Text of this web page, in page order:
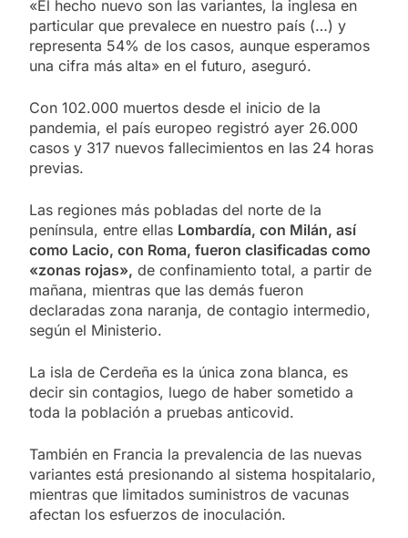
«El hecho nuevo son las variantes, la inglesa en
particular que prevalece en nuestro país (…) y
representa 54% de los casos, aunque esperamos
una cifra más alta» en el futuro, aseguró.
Con 102.000 muertos desde el inicio de la
pandemia, el país europeo registró ayer 26.000
casos y 317 nuevos fallecimientos en las 24 horas
previas.
Las regiones más pobladas del norte de la
península, entre ellas Lombardía, con Milán, así
como Lacio, con Roma, fueron clasificadas como
«zonas rojas», de confinamiento total, a partir de
mañana, mientras que las demás fueron
declaradas zona naranja, de contagio intermedio,
según el Ministerio.
La isla de Cerdeña es la única zona blanca, es
decir sin contagios, luego de haber sometido a
toda la población a pruebas anticovid.
También en Francia la prevalencia de las nuevas
variantes está presionando al sistema hospitalario,
mientras que limitados suministros de vacunas
afectan los esfuerzos de inoculación.